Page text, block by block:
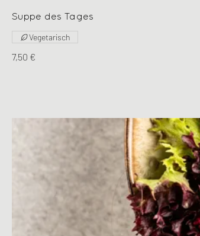
Suppe des Tages
7,50 €
Vegetarisch